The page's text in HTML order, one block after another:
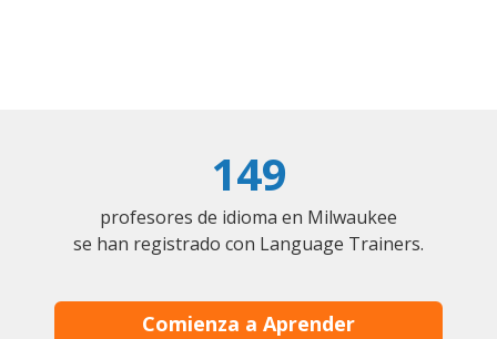
149
profesores de idioma en Milwaukee
se han registrado con Language Trainers.
Comienza a Aprender